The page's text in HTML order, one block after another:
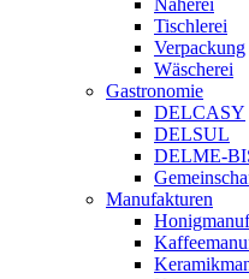
Näherei
Tischlerei
Verpackung
Wäscherei
Gastronomie
DELCASY
DELSUL
DELME-
Manufakturen